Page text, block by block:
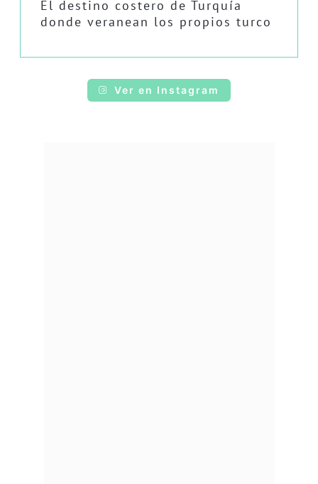
El destino costero de Turquía
donde veranean los propios turco
Ver en Instagram